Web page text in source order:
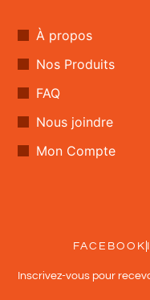
À propos
Nos Produits
FAQ
Nous joindre
Mon Compte
FACEBOOK
Inscrivez-vous pour